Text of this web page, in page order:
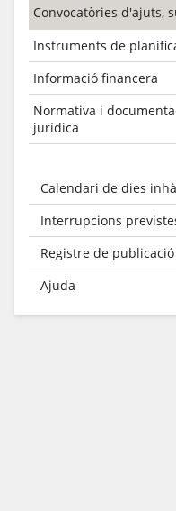
Convocatòries d'ajuts,
Instruments de
Informació financera
Normativa i
jurídica
Calendari de dies
Interrupcions
Registre de publicació
Ajuda